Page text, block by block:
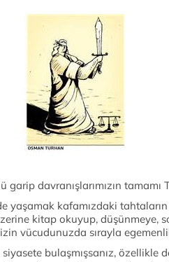
garip davranışlarımızın tamamı
yaşamak kafamızdaki
kitap okuyup, düşünmeye,
vücudunuzda sırayla
bulaşmışsanız,